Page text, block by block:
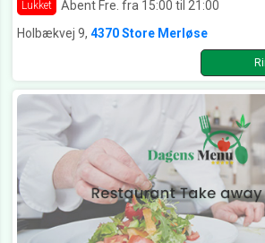
Lukket
Åbent Fre. fra 15:00 til 21:00
Holbækvej 9, 4370 Store Merløse